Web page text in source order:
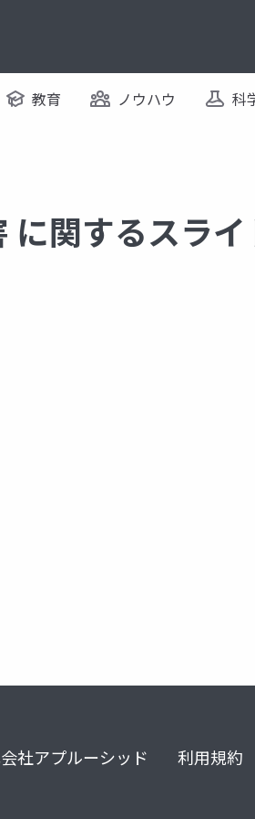
教育 ノウハウ 科
に関するスライ
ィ障害
社アプルーシッド 利用規約